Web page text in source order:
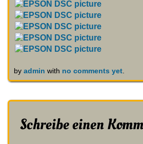
by admin with no comments yet.
Schreibe einen